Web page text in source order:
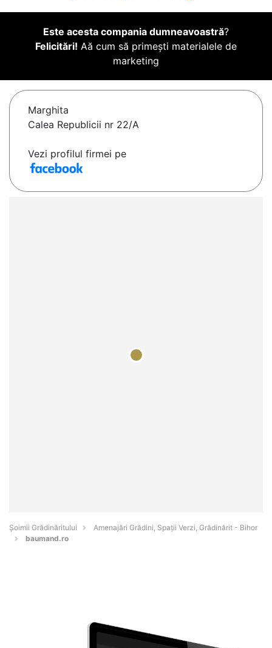
Este acesta compania dumneavoastră?
Felicitări! Aă cum să primești materialele de
marketing
Marghita
Calea Republicii nr 22/A
Vezi profilul firmei pe
Șoimii Grădinăritului
Amenajări Grădini, Spații Verzi, Grădinărit - Bihor
baumand.ro